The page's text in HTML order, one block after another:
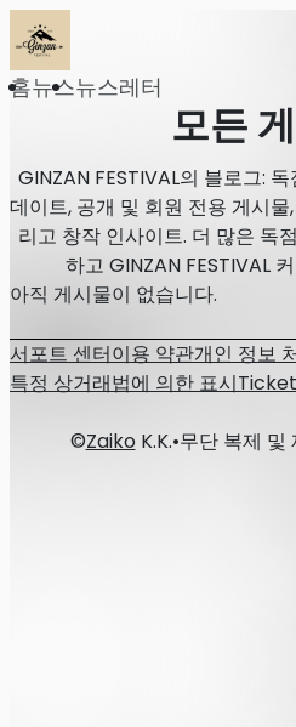
홈뉴스뉴스레터
모든
GINZAN FESTIVAL의 블로그:
데이트, 공개 및 회원 전용 게시
리고 창작 인사이트. 더 많은 독
하고 GINZAN FESTIVAL
아직 게시물이 없습니다.
서포트 센터이용 약관개인 정보
특정 상거래법에 의한 표시
©ZaikoK.K.•무단 복제 및